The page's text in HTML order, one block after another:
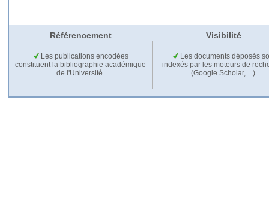
Référencement Visibilité
Les publications encodées
constituent la bibliographie académique
de l'Université.
Les documents déposés
indexés par les moteurs de
(Google Scholar,…).